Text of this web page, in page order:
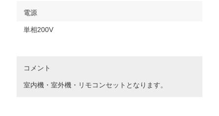
電源
単相200V
コメント
室内機・室外機・リモコンセットとなります。